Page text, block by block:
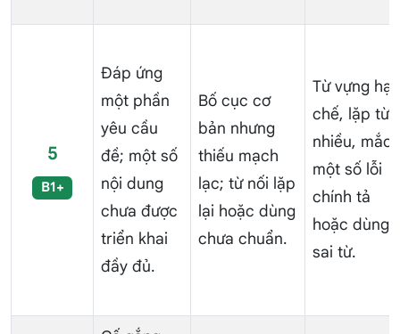
5
B1+
Đáp ứng
một phần
yêu cầu
đề; một số
nội dung
chưa được
triển khai
đầy đủ.
Bố cục cơ
bản nhưng
thiếu mạch
lạc; từ nối lặp
lại hoặc dùng
chưa chuẩn.
Từ vựng hạn
chế, lặp từ
nhiều, mắc
một số lỗi
chính tả
hoặc dùng
sai từ.